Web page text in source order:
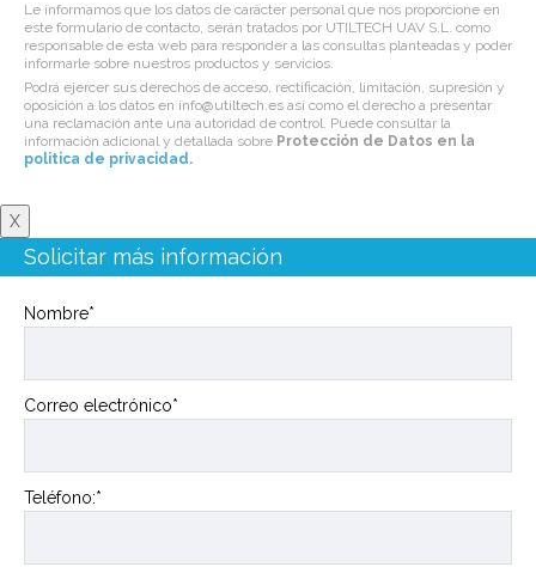
Le informamos que los datos de carácter personal que nos proporcione en
este formulario de contacto, serán tratados por UTILTECH UAV S.L. como
responsable de esta web para responder a las consultas planteadas y poder
informarle sobre nuestros productos y servicios.
Podrá ejercer sus derechos de acceso, rectificación, limitación, supresión y
oposición a los datos en info@utiltech.es así como el derecho a presentar
una reclamación ante una autoridad de control. Puede consultar la
información adicional y detallada sobre Protección de Datos en la
politica de privacidad.
X
Solicitar más información
Nombre*
Correo electrónico*
Teléfono:*